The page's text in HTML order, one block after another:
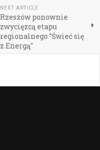
NEXT ARTICLE
Rzeszów ponownie
zwycięzcą etapu
regionalnego "Świeć się
z Energą"